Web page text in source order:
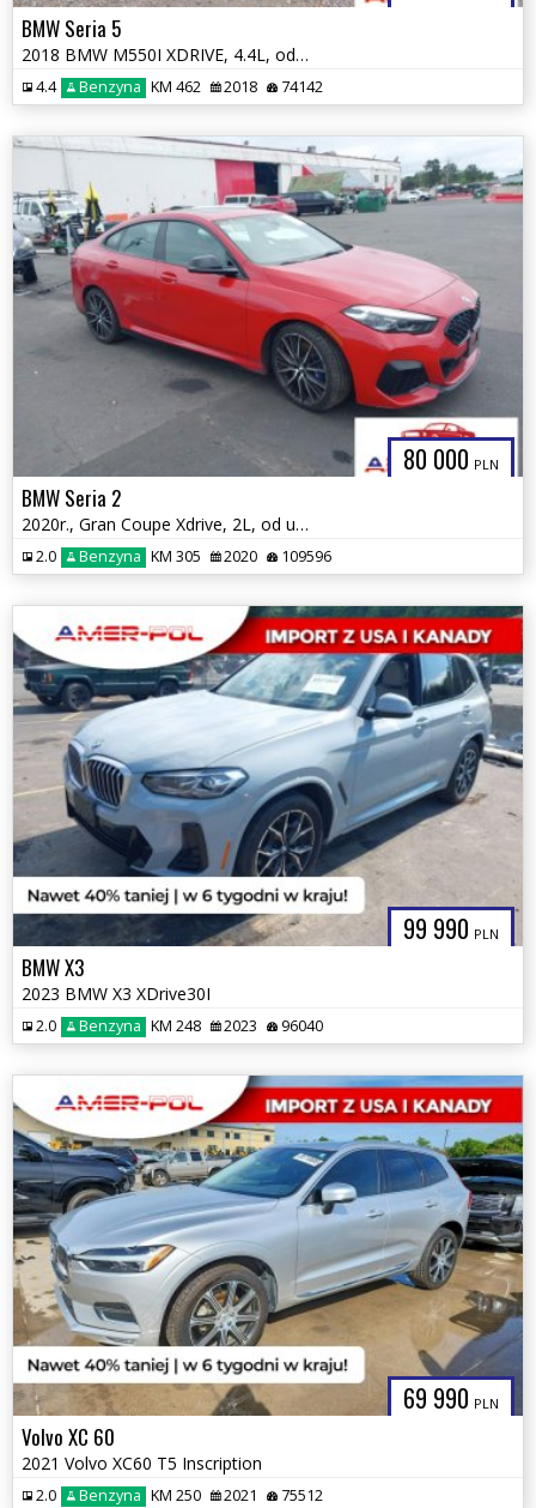
BMW Seria 5
2018 BMW M550I XDRIVE, 4.4L, od ubezpieczalni
4.4 Benzyna KM 462 2018 74142
80 000 PLN
BMW Seria 2
2020r., Gran Coupe Xdrive, 2L, od ubezpieczalni
2.0 Benzyna KM 305 2020 109596
99 990 PLN
BMW X3
2023 BMW X3 XDrive30I
2.0 Benzyna KM 248 2023 96040
69 990 PLN
Volvo XC 60
2021 Volvo XC60 T5 Inscription
2.0 Benzyna KM 250 2021 75512